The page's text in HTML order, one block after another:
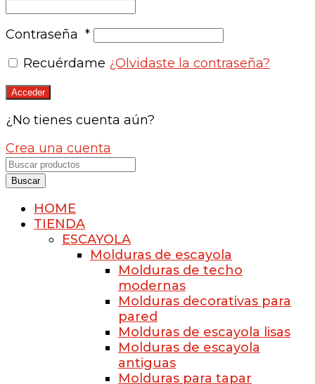
Contraseña *
Recuérdame ¿Olvidaste la contraseña?
Acceder
¿No tienes cuenta aún?
Crea una cuenta
Buscar
HOME
TIENDA
ESCAYOLA
Molduras de escayola
Molduras de techo
modernas
Molduras decorativas para
pared
Molduras de escayola lisas
Molduras de escayola
antiguas
Molduras para tapar